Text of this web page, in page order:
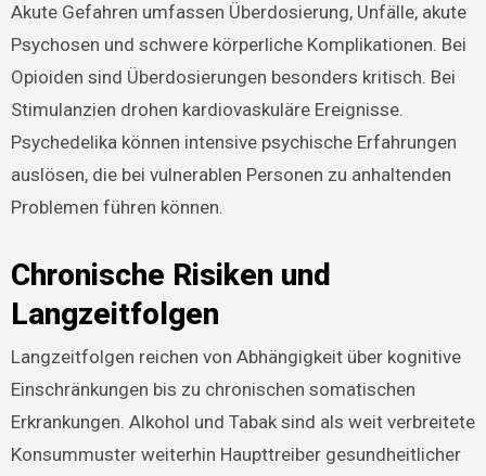
Akute Gefahren umfassen Überdosierung, Unfälle, akute
Psychosen und schwere körperliche Komplikationen. Bei
Opioiden sind Überdosierungen besonders kritisch. Bei
Stimulanzien drohen kardiovaskuläre Ereignisse.
Psychedelika können intensive psychische Erfahrungen
auslösen, die bei vulnerablen Personen zu anhaltenden
Problemen führen können.
Chronische Risiken und
Langzeitfolgen
Langzeitfolgen reichen von Abhängigkeit über kognitive
Einschränkungen bis zu chronischen somatischen
Erkrankungen. Alkohol und Tabak sind als weit verbreitete
Konsummuster weiterhin Haupttreiber gesundheitlicher